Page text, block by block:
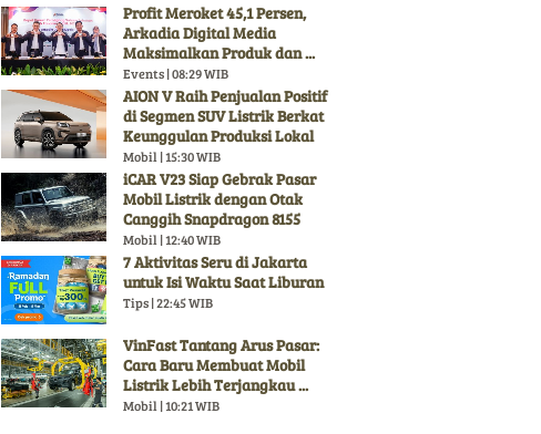
Profit Meroket 45,1 Persen,
Arkadia Digital Media
Maksimalkan Produk dan ...
Events | 08:29 WIB
AION V Raih Penjualan Positif
di Segmen SUV Listrik Berkat
Keunggulan Produksi Lokal
Mobil | 15:30 WIB
iCAR V23 Siap Gebrak Pasar
Mobil Listrik dengan Otak
Canggih Snapdragon 8155
Mobil | 12:40 WIB
7 Aktivitas Seru di Jakarta
untuk Isi Waktu Saat Liburan
Tips | 22:45 WIB
VinFast Tantang Arus Pasar:
Cara Baru Membuat Mobil
Listrik Lebih Terjangkau ...
Mobil | 10:21 WIB